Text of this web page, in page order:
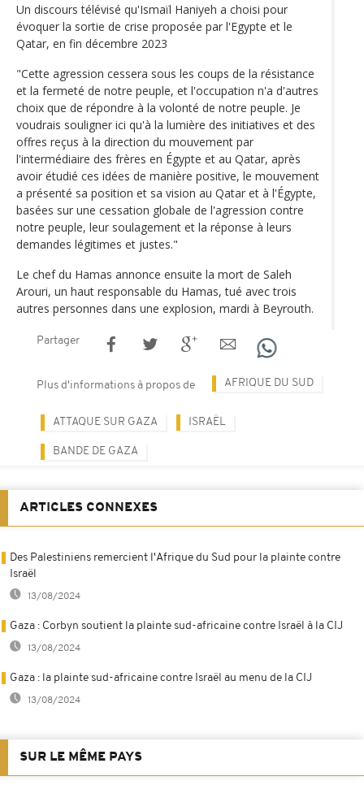
Un discours télévisé qu'Ismaïl Haniyeh a choisi pour
évoquer la sortie de crise proposée par l'Egypte et le
Qatar, en fin décembre 2023
"Cette agression cessera sous les coups de la résistance
et la fermeté de notre peuple, et l'occupation n'a d'autres
choix que de répondre à la volonté de notre peuple. Je
voudrais souligner ici qu'à la lumière des initiatives et des
offres reçus à la direction du mouvement par
l'intermédiaire des frères en Égypte et au Qatar, après
avoir étudié ces idées de manière positive, le mouvement
a présenté sa position et sa vision au Qatar et à l'Égypte,
basées sur une cessation globale de l'agression contre
notre peuple, leur soulagement et la réponse à leurs
demandes légitimes et justes."
Le chef du Hamas annonce ensuite la mort de Saleh
Arouri, un haut responsable du Hamas, tué avec trois
autres personnes dans une explosion, mardi à Beyrouth.
Partager
Plus d'informations à propos de AFRIQUE DU SUD
ATTAQUE SUR GAZA ISRAËL
BANDE DE GAZA
ARTICLES CONNEXES
Des Palestiniens remercient l'Afrique du Sud pour la plainte contre
Israël
13/08/2024
Gaza : Corbyn soutient la plainte sud-africaine contre Israël à la CIJ
13/08/2024
Gaza : la plainte sud-africaine contre Israël au menu de la CIJ
13/08/2024
SUR LE MÊME PAYS